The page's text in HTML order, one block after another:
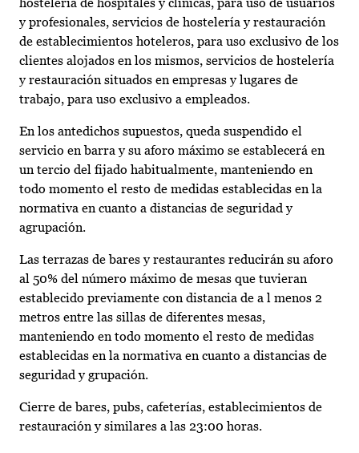
y profesionales, servicios de hostelería y restauración
de establecimientos hoteleros, para uso exclusivo de los
clientes alojados en los mismos, servicios de hostelería
y restauración situados en empresas y lugares de
trabajo, para uso exclusivo a empleados.
En los antedichos supuestos, queda suspendido el
servicio en barra y su aforo máximo se establecerá en
un tercio del fijado habitualmente, manteniendo en
todo momento el resto de medidas establecidas en la
normativa en cuanto a distancias de seguridad y
agrupación.
Las terrazas de bares y restaurantes reducirán su aforo
al 50% del número máximo de mesas que tuvieran
establecido previamente con distancia de a l menos 2
metros entre las sillas de diferentes mesas,
manteniendo en todo momento el resto de medidas
establecidas en la normativa en cuanto a distancias de
seguridad y grupación.
Cierre de bares, pubs, cafeterías, establecimientos de
restauración y similares a las 23:00 horas.